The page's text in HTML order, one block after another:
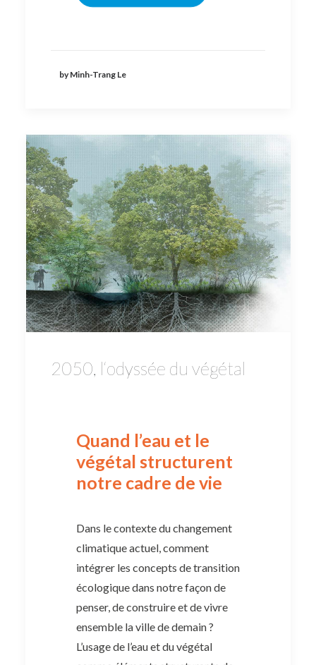
by Minh-Trang Le
2050, l‘odyssée du végétal
Quand l’eau et le
végétal structurent
notre cadre de vie
Dans le contexte du changement
climatique actuel, comment
intégrer les concepts de transition
écologique dans notre façon de
penser, de construire et de vivre
ensemble la ville de demain ?
L’usage de l’eau et du végétal